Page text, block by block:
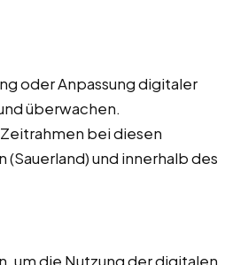
oder Anpassung digitaler
überwachen.
bei diesen
und innerhalb des
um die Nutzung der digitalen